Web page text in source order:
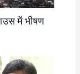
में भीषण